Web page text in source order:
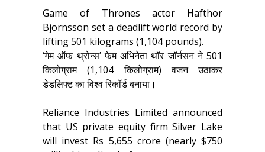
Game of Thrones actor Hafthor
Bjornsson set a deadlift world record by
lifting 501 kilograms (1,104 pounds).
‘गेम ऑफ थ्रोन्स’ फेम अभिनेता थॉर जॉर्नसन ने 501
किलोग्राम (1,104 किलोग्राम) वजन उठाकर
डेडलिफ्ट का विश्व रिकॉर्ड बनाया।
Reliance Industries Limited announced
that US private equity firm Silver Lake
will invest Rs 5,655 crore (nearly $750